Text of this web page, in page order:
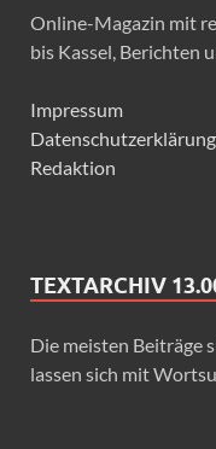
Online-Magazin mit
bis Kassel, Berichten
Impressum
Datenschutzerklärung
Redaktion
TEXTARCHIV
Die meisten Beiträge
lassen sich mit